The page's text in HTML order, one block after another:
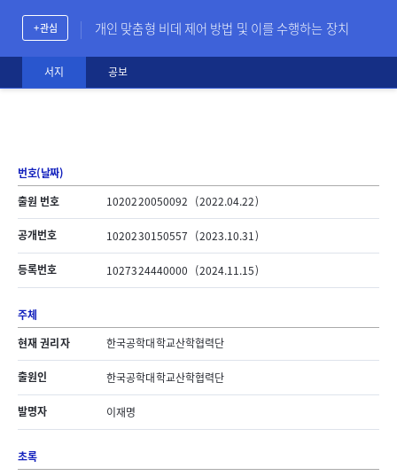
+ 관심 개인 맞춤형 비데 제어 방법 및 이를 수행하는 장치
서지 공보
번호(날짜)
출원 번호
1020220050092 (2022.04.22)
공개번호 1020230150557 (2023.10.31)
등록번호 1027324440000 (2024.11.15)
주체
현재 권리자
한국공학대학교산학협력단
출원인 한국공학대학교산학협력단
발명자 이재명
초록